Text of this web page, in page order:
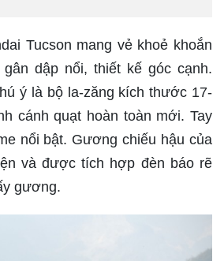
Tucson mang vẻ khoẻ khoắn
dập nổi, thiết kế góc cạnh.
ý là bộ la-zăng kích thước 17-
cánh quạt hoàn toàn mới. Tay
nổi bật. Gương chiếu hậu của
và được tích hợp đèn báo rẽ
gương.